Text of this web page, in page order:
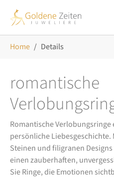
Home Details
romantische
Romantische Verlobungsringe
persönliche
Steinen und filigranen
einen zauberhaften,
Sie Ringe, die Emotionen